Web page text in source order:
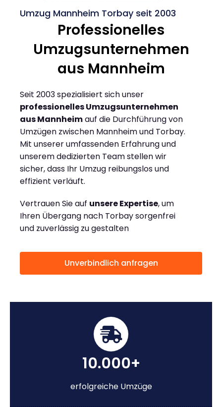
Umzug Mannheim Torbay seit 2003
Professionelles
Umzugsunternehmen
aus Mannheim
Seit 2003 spezialisiert sich unser
professionelles Umzugsunternehmen
aus Mannheimauf die Durchführung von
Umzügen zwischen Mannheim und Torbay.
Mit unserer umfassenden Erfahrung und
unserem dedizierten Team stellen wir
sicher, dass Ihr Umzug reibungslos und
effizient verläuft.
Vertrauen Sie auf unsere Expertise, um
Ihren Übergang nach Torbay sorgenfrei
und zuverlässig zu gestalten
Unverbindlich anfragen
10.000+
erfolgreiche Umzüge